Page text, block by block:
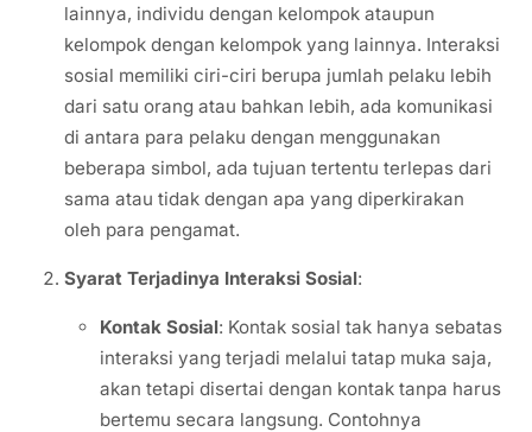
lainnya, individu dengan kelompok ataupun
kelompok dengan kelompok yang lainnya. Interaksi
sosial memiliki ciri-ciri berupa jumlah pelaku lebih
dari satu orang atau bahkan lebih, ada komunikasi
di antara para pelaku dengan menggunakan
beberapa simbol, ada tujuan tertentu terlepas dari
sama atau tidak dengan apa yang diperkirakan
oleh para pengamat.
Syarat Terjadinya Interaksi Sosial:
Kontak Sosial: Kontak sosial tak hanya sebatas
interaksi yang terjadi melalui tatap muka saja,
akan tetapi disertai dengan kontak tanpa harus
bertemu secara langsung. Contohnya